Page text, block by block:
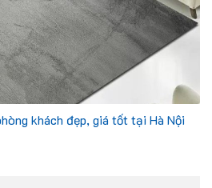
khách đẹp, giá tốt tại Hà Nội